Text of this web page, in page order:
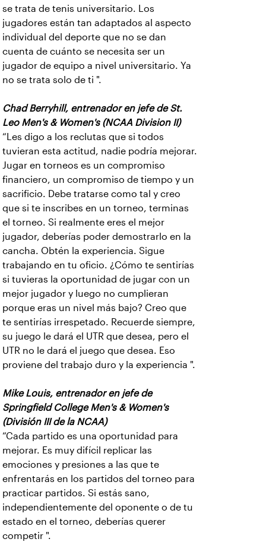
se trata de tenis universitario. Los
jugadores están tan adaptados al aspecto
individual del deporte que no se dan
cuenta de cuánto se necesita ser un
jugador de equipo a nivel universitario. Ya
no se trata solo de ti ".
Chad Berryhill, entrenador en jefe de St.
Leo Men's & Women's (NCAA Division II)
“Les digo a los reclutas que si todos
tuvieran esta actitud, nadie podría mejorar.
Jugar en torneos es un compromiso
financiero, un compromiso de tiempo y un
sacrificio. Debe tratarse como tal y creo
que si te inscribes en un torneo, terminas
el torneo. Si realmente eres el mejor
jugador, deberías poder demostrarlo en la
cancha. Obtén la experiencia. Sigue
trabajando en tu oficio. ¿Cómo te sentirías
si tuvieras la oportunidad de jugar con un
mejor jugador y luego no cumplieran
porque eras un nivel más bajo? Creo que
te sentirías irrespetado. Recuerde siempre,
su juego le dará el UTR que desea, pero el
UTR no le dará el juego que desea. Eso
proviene del trabajo duro y la experiencia ".
Mike Louis, entrenador en jefe de
Springfield College Men's & Women's
(División III de la NCAA)
“Cada partido es una oportunidad para
mejorar. Es muy difícil replicar las
emociones y presiones a las que te
enfrentarás en los partidos del torneo para
practicar partidos. Si estás sano,
independientemente del oponente o de tu
estado en el torneo, deberías querer
competir ".